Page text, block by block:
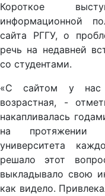
Короткое
информационной
сайта РГГУ, о
речь на недавней
со студентами.
«С сайтом у нас
возрастная, -
накапливалась
на протяжении
университета
решало этот
выкладывало свою
как видело.